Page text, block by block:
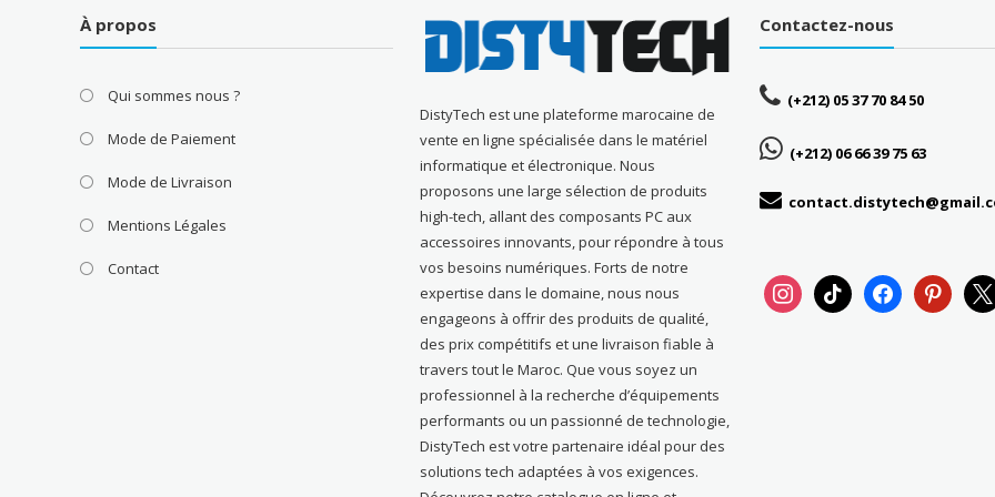
À propos
Qui sommes nous ?
Mode de Paiement
Mode de Livraison
Mentions Légales
Contact
DistyTech est une plateforme marocaine de
vente en ligne spécialisée dans le matériel
informatique et électronique. Nous
proposons une large sélection de produits
high-tech, allant des composants PC aux
accessoires innovants, pour répondre à tous
vos besoins numériques. Forts de notre
expertise dans le domaine, nous nous
engageons à offrir des produits de qualité,
des prix compétitifs et une livraison fiable à
travers tout le Maroc. Que vous soyez un
professionnel à la recherche d’équipements
performants ou un passionné de technologie,
DistyTech est votre partenaire idéal pour des
solutions tech adaptées à vos exigences.
Contactez-nous
(+212) 05 37 70 84 50
(+212) 06 66 39 75 63
instagramtiktok facebookpinterest
x